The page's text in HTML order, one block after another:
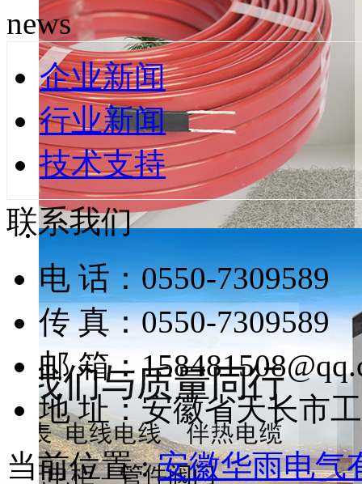
news
企业新闻
行业新闻
技术支持
联系我们
电 话：0550-7309589
传 真：0550-7309589
邮 箱：
地 址：安徽省天长市
当前位置 :安徽华雨电气